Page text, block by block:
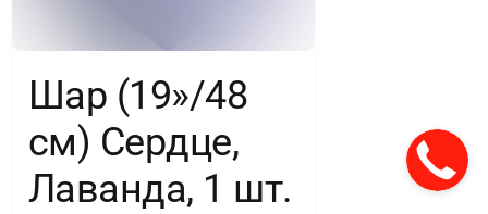
Шар (19»/48
см) Сердце,
Лаванда, 1 шт.